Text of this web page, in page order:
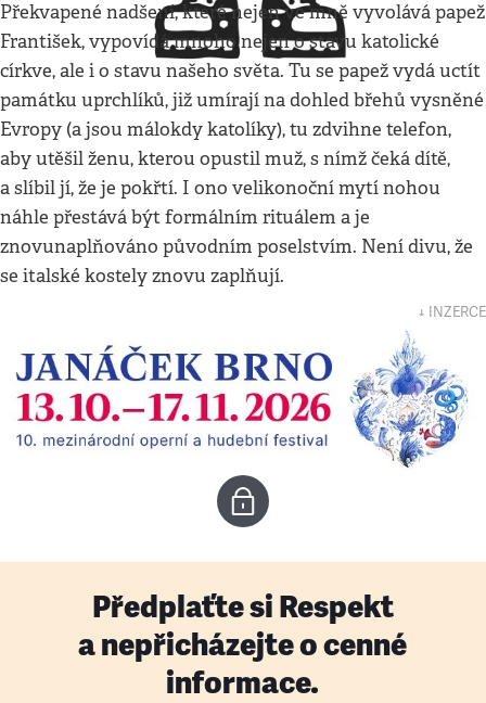
Překvapené nadšení, které nejen ve mně vyvolává papež
František, vypovídá mnoho nejen o stavu katolické
církve, ale i o stavu našeho světa. Tu se papež vydá uctít
památku uprchlíků, již umírají na dohled břehů vysněné
Evropy (a jsou málokdy katolíky), tu zdvihne telefon,
aby utěšil ženu, kterou opustil muž, s nímž čeká dítě,
a slíbil jí, že je pokřtí. I ono velikonoční mytí nohou
náhle přestává být formálním rituálem a je
znovunaplňováno původním poselstvím. Není divu, že
se italské kostely znovu zaplňují.
↓ INZERCE
Předplaťte si Respekt
a nepřicházejte o cenné
informace.